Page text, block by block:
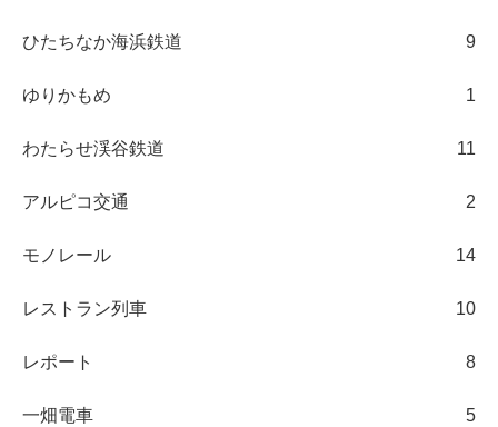
ひたちなか海浜鉄道 9
ゆりかもめ 1
わたらせ渓谷鉄道 11
アルピコ交通 2
モノレール 14
レストラン列車 10
レポート 8
一畑電車 5